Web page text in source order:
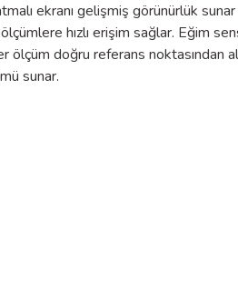
ekranı gelişmiş görünürlük
ölçümlere hızlı erişim sağlar.
doğru referans noktasından
sunar.